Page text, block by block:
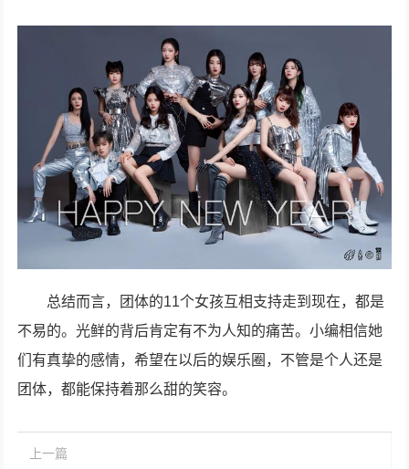
总结而言，团体的11个女孩互相支持走到现在，都是
不易的。光鲜的背后肯定有不为人知的痛苦。小编相信她
们有真挚的感情，希望在以后的娱乐圈，不管是个人还是
团体，都能保持着那么甜的笑容。
上一篇